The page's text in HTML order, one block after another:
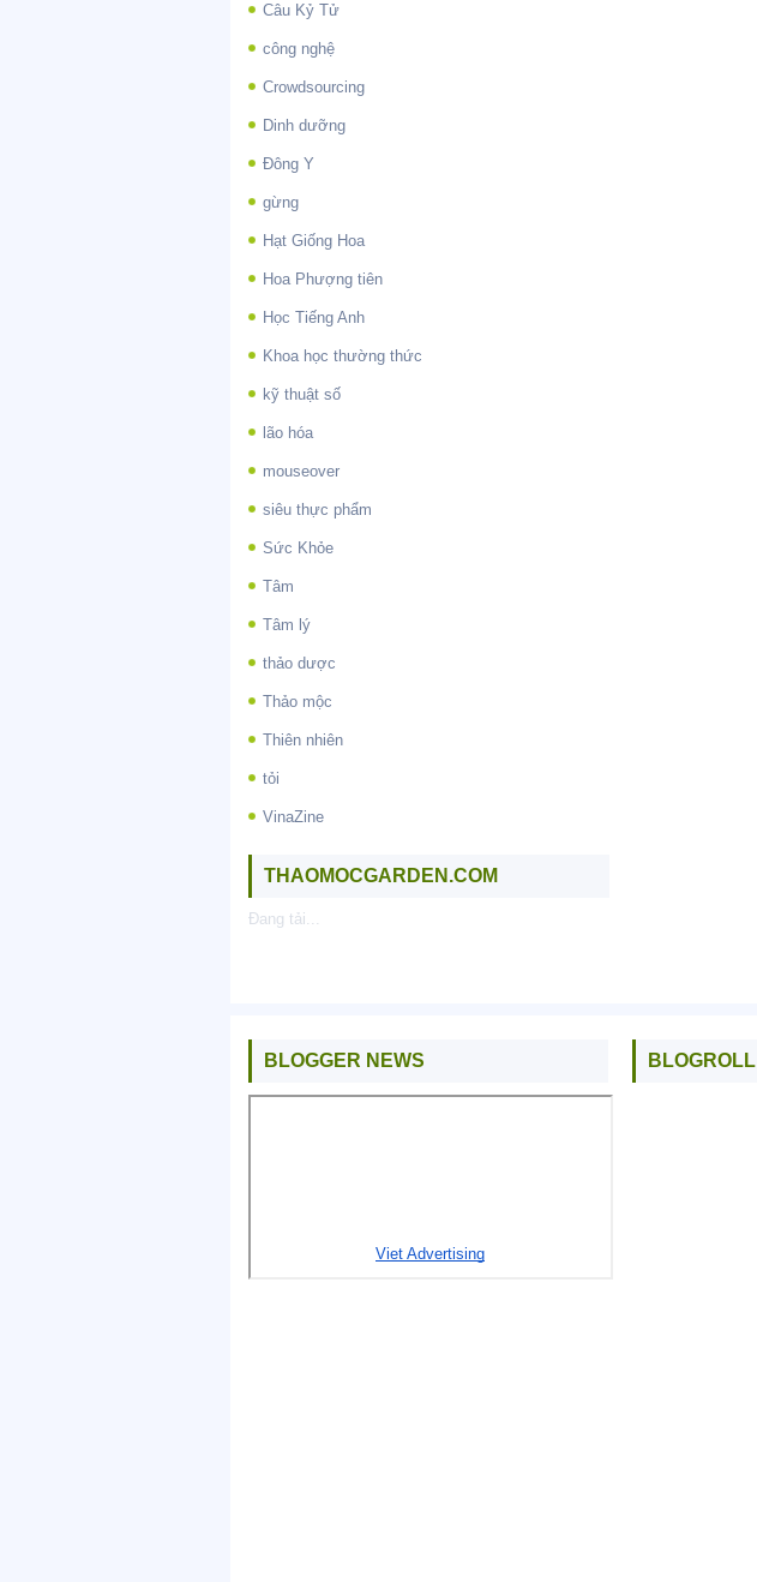
Câu Kỷ Tử
công nghệ
Crowdsourcing
Dinh dưỡng
Đông Y
gừng
Hạt Giống Hoa
Hoa Phượng tiên
Học Tiếng Anh
Khoa học thường thức
kỹ thuật số
lão hóa
mouseover
siêu thực phẩm
Sức Khỏe
Tâm
Tâm lý
thảo dược
Thảo mộc
Thiên nhiên
tỏi
VinaZine
THAOMOCGARDEN.COM
Đang tải...
BLOGGER NEWS BLOGROLL